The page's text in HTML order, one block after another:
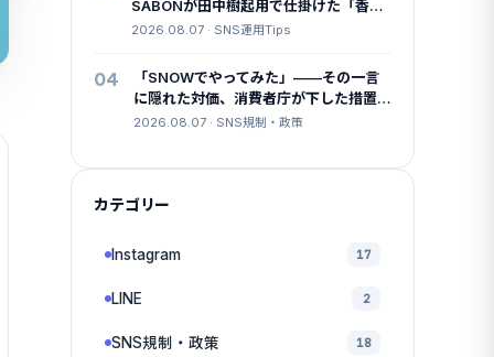
SABONが田中樹起用で仕掛けた「香り
の店内放送」という長期戦
2026.08.07 · SNS運用Tips
04
「SNOWでやってみた」——その一言
に隠れた対価、消費者庁が下した措置
命令
2026.08.07 · SNS規制・政策
カテゴリー
Instagram 17
LINE 2
SNS規制・政策 18